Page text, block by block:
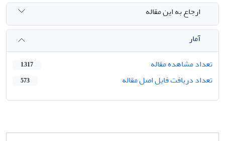
ارجاع به این مقاله
آمار
تعداد مشاهده مقاله
1,317
تعداد دریافت فایل اصل مقاله 573